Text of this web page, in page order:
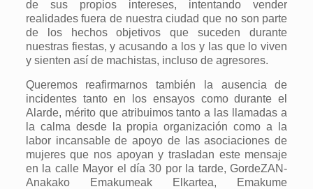
de sus propios intereses, intentando vender
realidades fuera de nuestra ciudad que no son parte
de los hechos objetivos que suceden durante
nuestras fiestas, y acusando a los y las que lo viven
y sienten así de machistas, incluso de agresores.
Queremos reafirmarnos también la ausencia de
incidentes tanto en los ensayos como durante el
Alarde, mérito que atribuimos tanto a las llamadas a
la calma desde la propia organización como a la
labor incansable de apoyo de las asociaciones de
mujeres que nos apoyan y trasladan este mensaje
en la calle Mayor el día 30 por la tarde, GordeZAN-
Anakako Emakumeak Elkartea, Emakume